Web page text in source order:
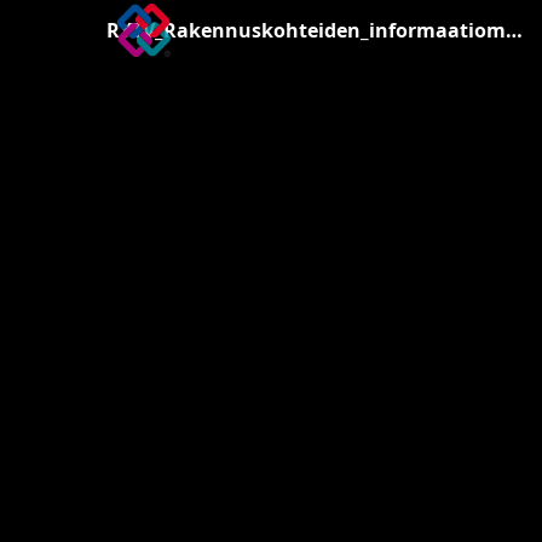
RYTV_Rakennuskohteiden_informaatiomallintamisen_tilaajaohje.pdf